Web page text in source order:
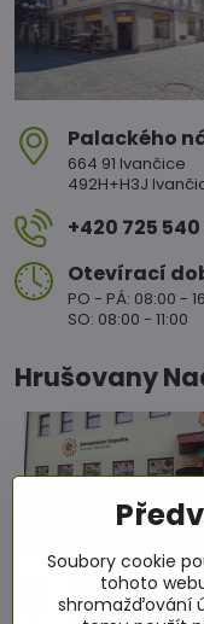
Palackého
664 91 Ivančice
492H+H3J
+420 725 540
Otevírací
PO - PÁ: 08:00 -
SO: 08:00 - 11:00
Hrušovany
nám​. Míru 86
671 67
Soubory cookie
tohoto
shromažďování